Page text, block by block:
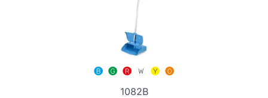
1082B